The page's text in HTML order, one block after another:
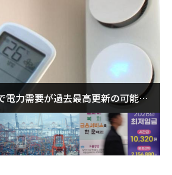
電力需要が過去最高更新の可能性
点検